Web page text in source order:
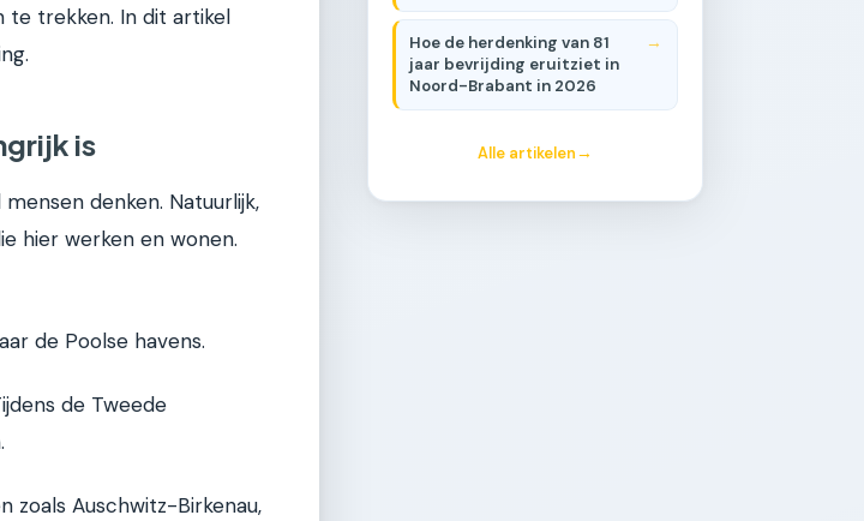
te trekken. In dit artikel
is
denken. Natuurlijk,
hier werken en wonen.
de Poolse havens.
de Tweede
zoals Auschwitz-Birkenau,
Hoe de herdenking van 81
jaar bevrijding eruitziet in
Noord-Brabant in 2026
Alle artikelen